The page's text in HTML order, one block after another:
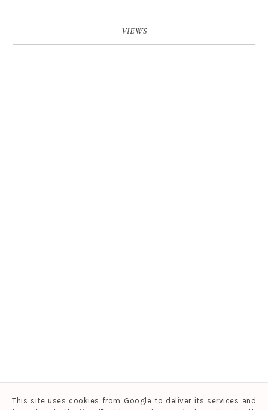
VIEWS
This site uses cookies from Google to deliver its services and